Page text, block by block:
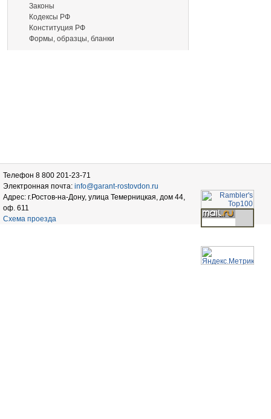
Законы
Кодексы РФ
Конституция РФ
Формы, образцы, бланки
Телефон 8 800 201-23-71
Электронная почта: info@garant-rostovdon.ru
Адрес: г.Ростов-на-Дону, улица Темерницкая, дом 44,
оф. 611
Схема проезда